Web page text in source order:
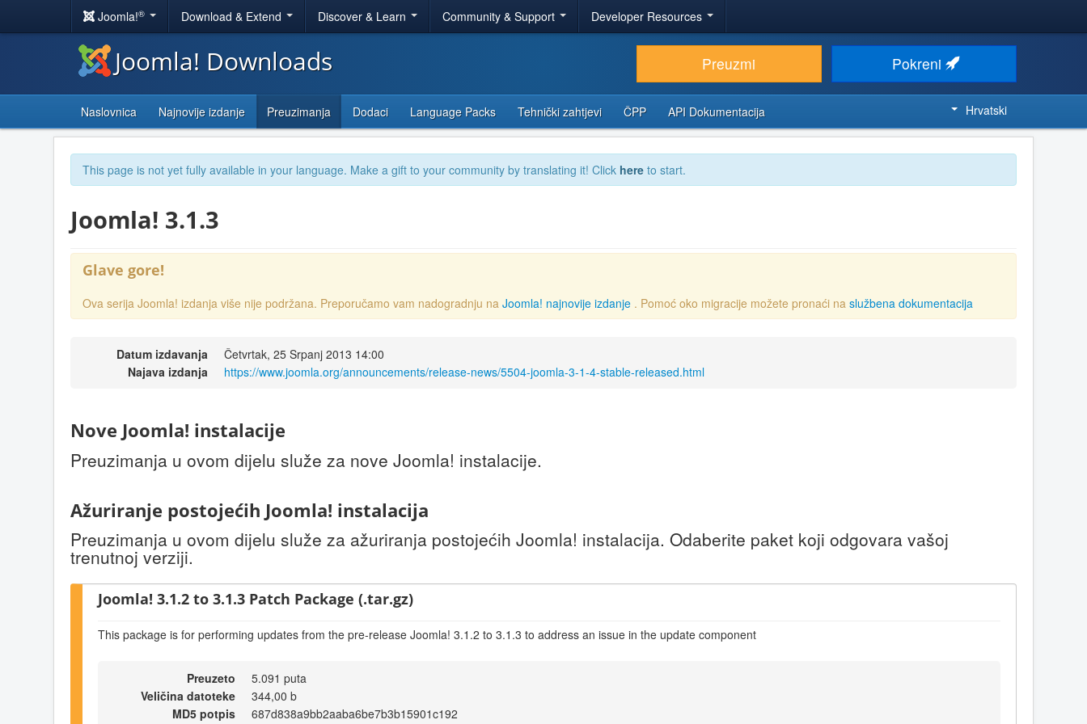
Joomla!® Download & Extend Discover & Learn Community & Support Developer Resources
Joomla! Downloads Preuzmi Pokreni
Naslovnica Najnovije izdanje Preuzimanja Dodaci Language Packs Tehnički zahtjevi ČPP API Dokumentacija Hrvatski
This page is not yet fully available in your language. Make a gift to your community by translating it! Click here to start.
Joomla! 3.1.3
Glave gore!
Ova serija Joomla! izdanja više nije podržana. Preporučamo vam nadogradnju na Joomla! najnovije izdanje . Pomoć oko migracije možete pronaći na službena dokumentacija
Datum izdavanja
Četvrtak, 25 Srpanj 2013 14:00
Najava izdanja
https://www.joomla.org/announcements/release-news/5504-joomla-3-1-4-stable-released.html
Nove Joomla! instalacije
Preuzimanja u ovom dijelu služe za nove Joomla! instalacije.
Ažuriranje postojećih Joomla! instalacija
Preuzimanja u ovom dijelu služe za ažuriranja postojećih Joomla! instalacija. Odaberite paket koji odgovara vašoj
trenutnoj verziji.
Joomla! 3.1.2 to 3.1.3 Patch Package (.tar.gz)
This package is for performing updates from the pre-release Joomla! 3.1.2 to 3.1.3 to address an issue in the update component
Preuzeto
5.091 puta
Veličina datoteke
344,00 b
MD5 potpis
687d838a9bb2aaba6be7b3b15901c192